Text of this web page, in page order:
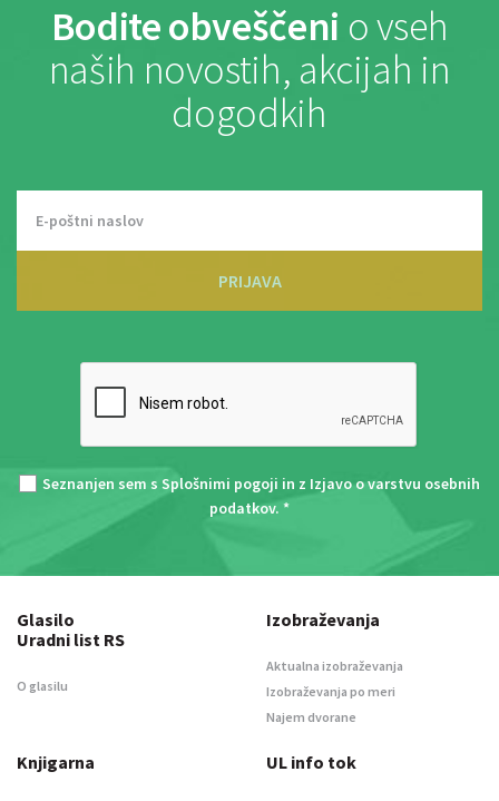
Bodite obveščeni o vseh
naših novostih, akcijah in
dogodkih
PRIJAVA
Seznanjen sem s Splošnimi pogoji in z Izjavo o varstvu osebnih
podatkov. *
Glasilo
Uradni list RS
O glasilu
Izobraževanja
Aktualna izobraževanja
Izobraževanja po meri
Najem dvorane
Knjigarna UL info tok